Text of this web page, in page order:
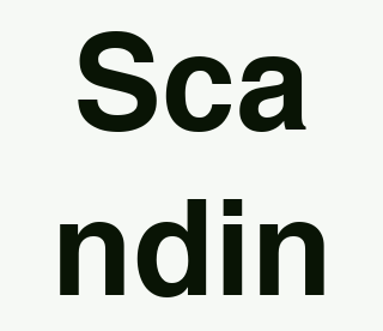
Sca
ndin